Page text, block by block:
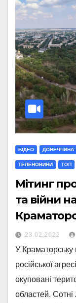
ВІДЕО
ТЕЛЕНОВИНИ ТОП
Мітинг
та війни
23.02.2022
У Краматорську
російської
окуповані
областей.